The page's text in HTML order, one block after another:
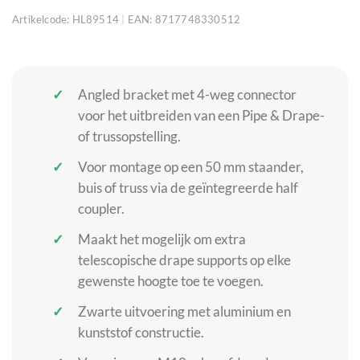
Artikelcode: HL89514 EAN: 8717748330512
Angled bracket met 4-weg connector
voor het uitbreiden van een Pipe & Drape-
of trussopstelling.
Voor montage op een 50 mm staander,
buis of truss via de geïntegreerde half
coupler.
Maakt het mogelijk om extra
telescopische drape supports op elke
gewenste hoogte toe te voegen.
Zwarte uitvoering met aluminium en
kunststof constructie.